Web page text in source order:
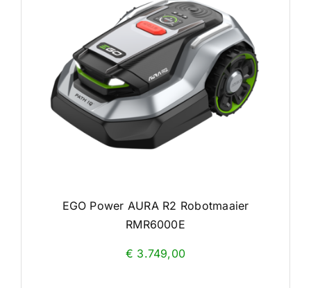
EGO Power AURA R2 Robotmaaier
RMR6000E
€ 3.749,00